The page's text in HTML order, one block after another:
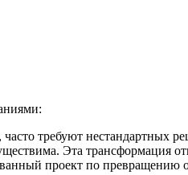
требуют
Эта трансформация
проект по превращению